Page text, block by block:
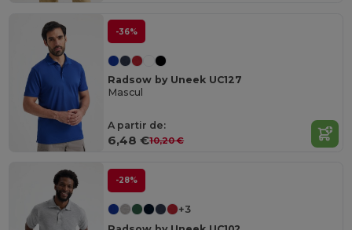
-36%
Radsow by Uneek UC127
Mascul
A partir de:
6,48 €10,20 €
-28%
+3